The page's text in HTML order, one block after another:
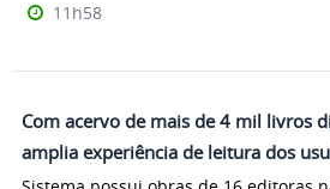
11h58
Com acervo de mais de 4 mil livros
amplia experiência de leitura dos